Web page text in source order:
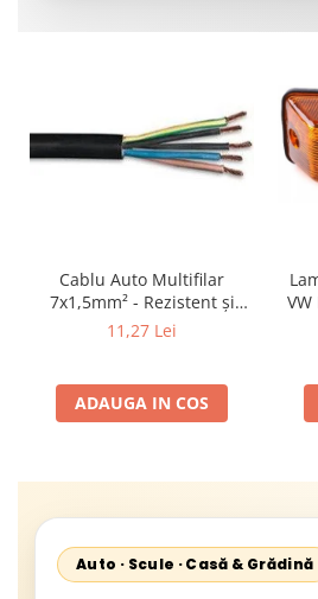
Cablu Auto Multifilar
7x1,5mm² - Rezistent și
Flexibil pentru Remorci 12V-
11,27 Lei
ADAUGA IN COS
VW
Auto · Scule · Casă & Grădină